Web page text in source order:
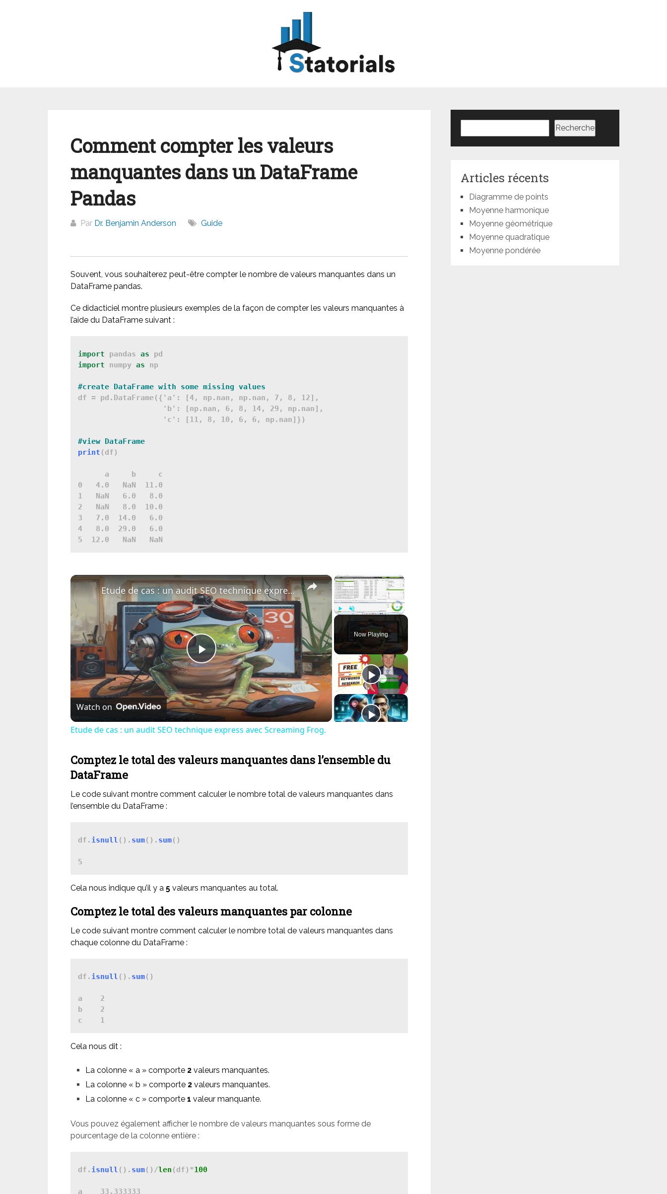
Comment compter les valeurs
manquantes dans un DataFrame
Pandas
Par Dr. Benjamin Anderson Guide
Souvent, vous souhaiterez peut-être compter le nombre de valeurs manquantes dans un
DataFrame pandas.
Ce didacticiel montre plusieurs exemples de la façon de compter les valeurs manquantes à
l’aide du DataFrame suivant :
import pandas as
import numpy as np
#create DataFrame with some missing values
df = pd.DataFrame({'a': [4, np.nan, np.nan, 7, 8, 12],
                   'b': [np.nan, 6, 8, 14, 29, np.nan],
                   'c': [11, 8, 10, 6, 6, np.nan]})
#view DataFrame
print (df)
      a     b     c
0   4.0   NaN  11.0
1   NaN   6.0   8.0
2   NaN   8.0  10.0
3   7.0  14.0   6.0
4   8.0  29.0   6.0
×
Fullscreen
Now Playing
×
Play
Video
Etude de cas : un audit SEO technique express avec Screaming Frog.
Watch on
Etude de cas : un audit SEO technique express avec Screaming Frog.
Comptez le total des valeurs manquantes dans l’ensemble du
DataFrame
Le code suivant montre comment calculer le nombre total de valeurs manquantes dans
l’ensemble du DataFrame :
df. isnull (). sum(). sum()
5
Cela nous indique qu’il y a 5 valeurs manquantes au total.
Comptez le total des valeurs manquantes par colonne
Le code suivant montre comment calculer le nombre total de valeurs manquantes dans
chaque colonne du DataFrame :
df. isnull (). sum()
a    2
b    2
Cela nous dit :
La colonne « a » comporte 2 valeurs manquantes.
La colonne « b » comporte 2 valeurs manquantes.
La colonne « c » comporte1 valeur manquante.
Vous pouvez également afficher le nombre de valeurs manquantes sous forme de
pourcentage de la colonne entière :
df. isnull (). sum()/len (df)*100
a    33.333333
Recherche
Articles récents
Diagramme de points
Moyenne harmonique
Moyenne géométrique
Moyenne quadratique
Moyenne pondérée